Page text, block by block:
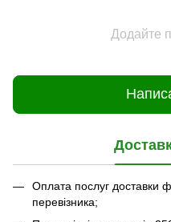
Додайте
Оплата послуг доставки
перевізника;